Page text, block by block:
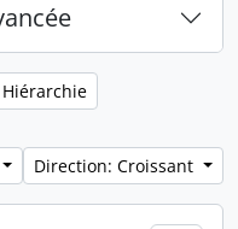
Hiérarchie
Direction: Croissant